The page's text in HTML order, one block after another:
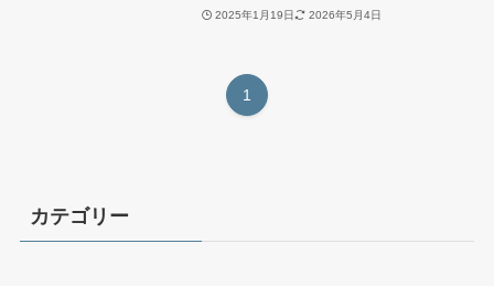
2025年1月19日 2026年5月4日
1
カテゴリー